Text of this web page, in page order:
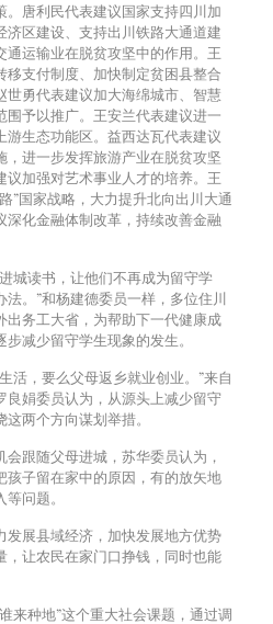
唐利民代表建议国家支持四川加
区建设、支持出川铁路大通道建
运输业在脱贫攻坚中的作用。王
支付制度、加快制定贫困县整合
勇代表建议加大海绵城市、智慧
予以推广。王安兰代表建议进一
游生态功能区。益西达瓦代表建议
进一步发挥旅游产业在脱贫攻坚
加强对艺术事业人才的培养。王
”国家战略，大力提升北向出川大通
化金融体制改革，持续改善金融
城读书，让他们不再成为留守学
。”和杨建德委员一样，多位住川
出务工大省，为帮助下一代健康成
减少留守学生现象的发生。
活，要么父母返乡就业创业。”来自
良娟委员认为，从源头上减少留守
两个方向谋划举措。
跟随父母进城，苏华委员认为，
孩子留在家中的原因，有的放矢地
问题。
发展县域经济，加快发展地方优势
，让农民在家门口挣钱，同时也能
来种地”这个重大社会课题，通过调